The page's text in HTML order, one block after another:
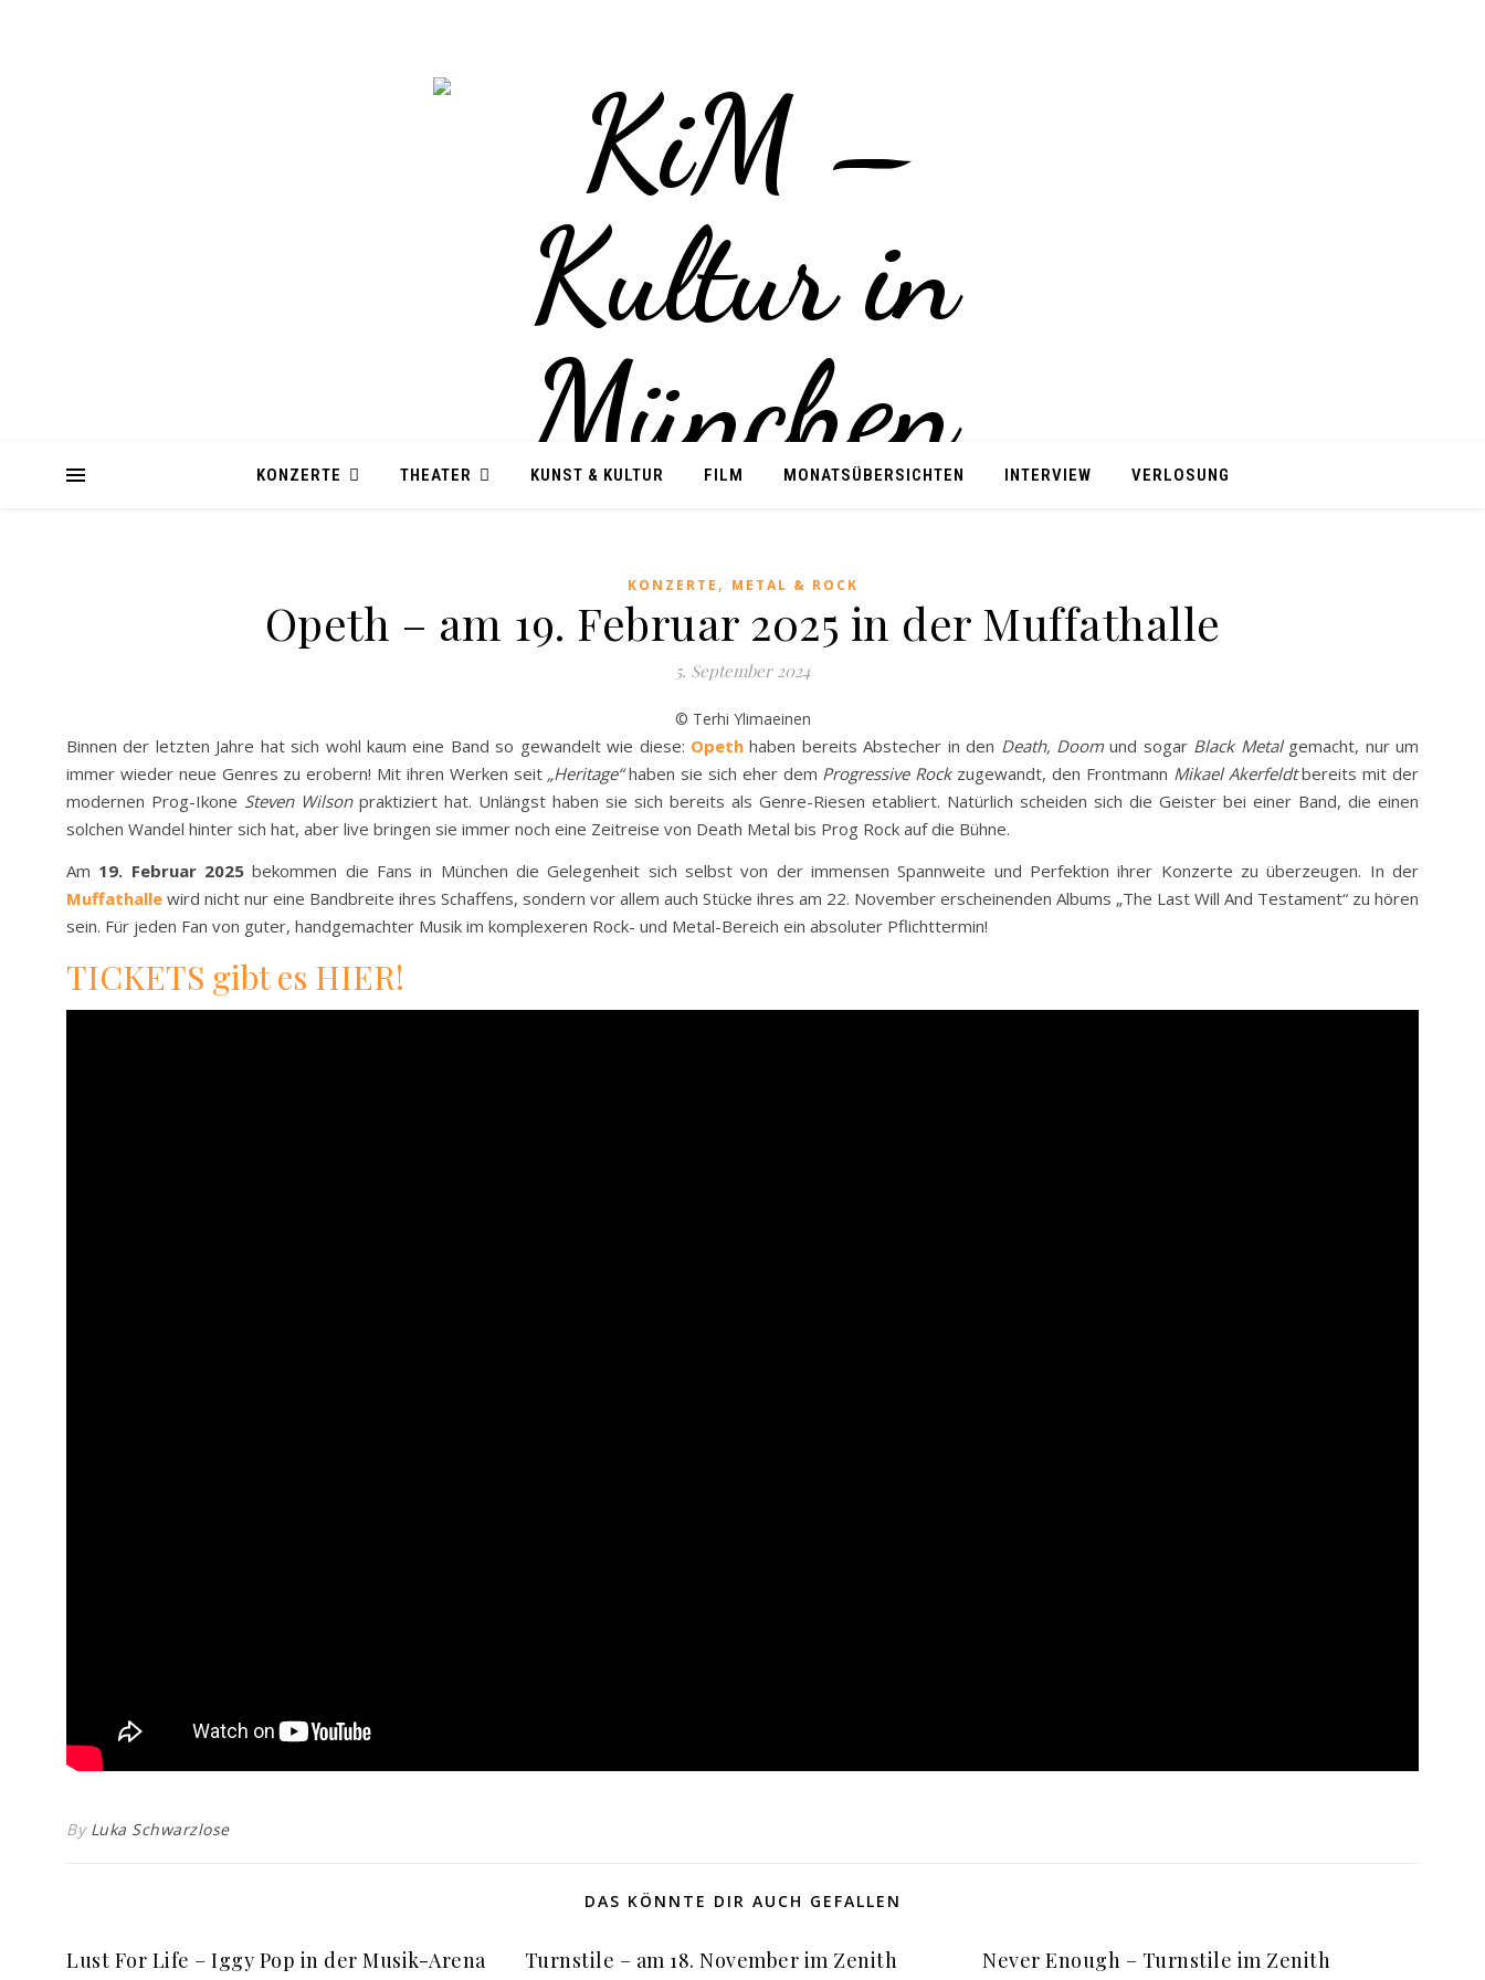
KONZERTE THEATER KUNST & KULTUR FILM MONATSÜBERSICHTEN INTERVIEW VERLOSUNG
KONZERTE , METAL & ROCK
Opeth – am 19. Februar 2025 in der Muffathalle
5. September 2024
© Terhi Ylimaeinen
Binnen der letzten Jahre hat sich wohl kaum eine Band so gewandelt wie diese: Opeth haben bereits Abstecher in den Death, Doom und sogar Black Metalgemacht, nur um
immer wieder neue Genres zu erobern! Mit ihren Werken seit „Heritage“haben sie sich eher dem Progressive Rockzugewandt, den Frontmann Mikael Akerfeldtbereits mit der
modernen Prog-Ikone Steven Wilsonpraktiziert hat. Unlängst haben sie sich bereits als Genre-Riesen etabliert. Natürlich scheiden sich die Geister bei einer Band, die einen
solchen Wandel hinter sich hat, aber live bringen sie immer noch eine Zeitreise von Death Metal bis Prog Rock auf die Bühne.
Am 19. Februar 2025 bekommen die Fans in München die Gelegenheit sich selbst von der immensen Spannweite und Perfektion ihrer Konzerte zu überzeugen. In der
Muffathalle wird nicht nur eine Bandbreite ihres Schaffens, sondern vor allem auch Stücke ihres am 22. November erscheinenden Albums „The Last Will And Testament“ zu hören
sein. Für jeden Fan von guter, handgemachter Musik im komplexeren Rock- und Metal-Bereich ein absoluter Pflichttermin!
TICKETS gibt es HIER!
By Luka Schwarzlose
DAS KÖNNTE DIR AUCH GEFALLEN
Lust For Life – Iggy Pop in der Musik-Arena Turnstile – am 18. November im Zenith Never Enough – Turnstile im Zenith